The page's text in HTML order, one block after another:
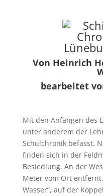
Von Heinrich
bearbeitet
Mit den Anfängen des
unter anderem der
Schulchronik befasst.
finden sich in der
Besiedlung. An der
Meter vom Ort
Wasser“, auf der